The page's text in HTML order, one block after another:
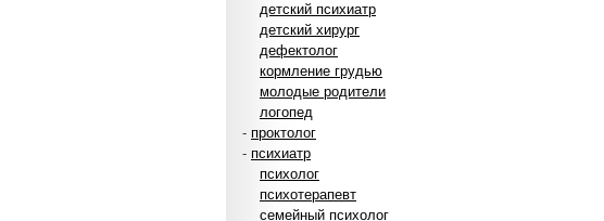
детский психиатр
детский хирург
дефектолог
кормление грудью
молодые родители
логопед
- проктолог
- психиатр
психолог
психотерапевт
семейный психолог